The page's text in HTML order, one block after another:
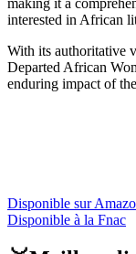
making it a
interested in African
With its authoritative
Departed African
enduring impact of
Disponible sur
Disponible à la Fnac